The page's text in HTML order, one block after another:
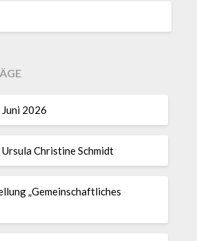
2026
Christine Schmidt
„Gemeinschaftliches